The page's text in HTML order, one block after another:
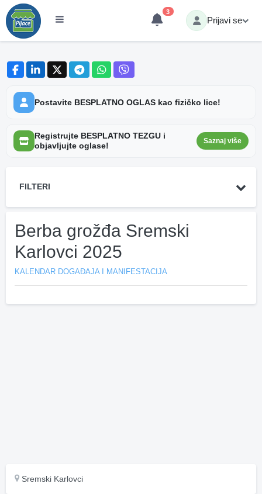
3
Prijavi se
Postavite BESPLATNO OGLAS kao fizičko lice!
Registrujte BESPLATNO TEZGU i
objavljujte oglase!
Saznaj više
FILTERI
Berba grožđa Sremski
Karlovci 2025
KALENDAR DOGAĐAJA I MANIFESTACIJA
Sremski Karlovci